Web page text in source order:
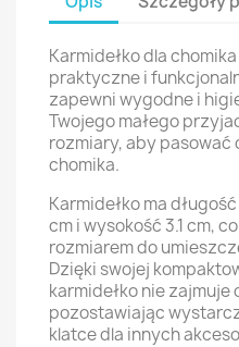
Karmidełko dla
praktyczne i
zapewni wygodne i
Twojego małego
rozmiary, aby
chomika.
Karmidełko ma
cm i wysokość 3.1 cm,
rozmiarem do
Dzięki swojej
karmidełko nie zajmuje
pozostawiając
klatce dla innych